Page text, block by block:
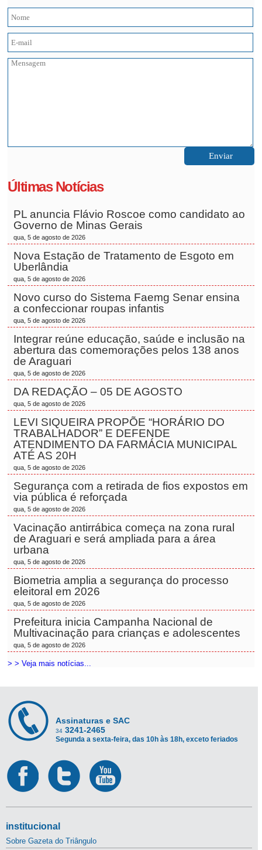
Últimas Notícias
PL anuncia Flávio Roscoe como candidato ao
Governo de Minas Gerais
qua, 5 de agosto de 2026
Nova Estação de Tratamento de Esgoto em
Uberlândia
qua, 5 de agosto de 2026
Novo curso do Sistema Faemg Senar ensina
a confeccionar roupas infantis
qua, 5 de agosto de 2026
Integrar reúne educação, saúde e inclusão na
abertura das comemorações pelos 138 anos
de Araguari
qua, 5 de agosto de 2026
DA REDAÇÃO – 05 DE AGOSTO
qua, 5 de agosto de 2026
LEVI SIQUEIRA PROPÕE “HORÁRIO DO
TRABALHADOR” E DEFENDE
ATENDIMENTO DA FARMÁCIA MUNICIPAL
ATÉ AS 20H
qua, 5 de agosto de 2026
Segurança com a retirada de fios expostos em
via pública é reforçada
qua, 5 de agosto de 2026
Vacinação antirrábica começa na zona rural
de Araguari e será ampliada para a área
urbana
qua, 5 de agosto de 2026
Biometria amplia a segurança do processo
eleitoral em 2026
qua, 5 de agosto de 2026
Prefeitura inicia Campanha Nacional de
Multivacinação para crianças e adolescentes
qua, 5 de agosto de 2026
> > Veja mais notícias...
Assinaturas e SAC
34 3241-2465
Segunda a sexta-feira, das 10h às 18h, exceto feriados
institucional
Sobre Gazeta do Triângulo